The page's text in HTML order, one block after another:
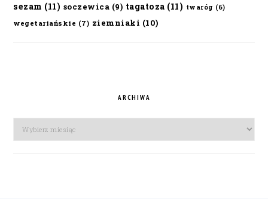
sezam (11) soczewica (9) tagatoza (11) twaróg (6)
wegetariańskie (7) ziemniaki (10)
ARCHIWA
Archiwa